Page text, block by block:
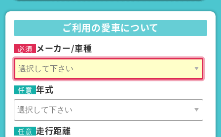
ご利用の愛車について
必須 メーカー/車種
任意 年式
任意 走行距離